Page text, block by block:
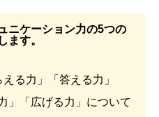
ニケーション力の5つの
ます。
る力」「答える力」
」「広げる力」について